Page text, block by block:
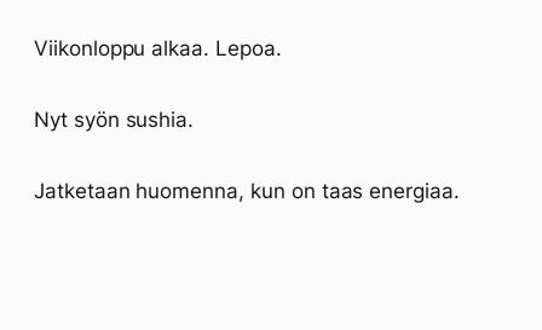
Viikonloppu alkaa. Lepoa.
Nyt syön sushia.
Jatketaan huomenna, kun on taas energiaa.